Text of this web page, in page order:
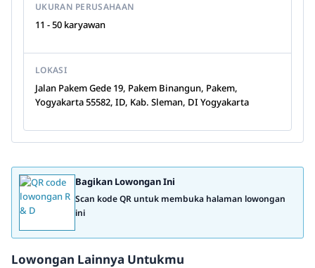
UKURAN PERUSAHAAN
11 - 50 karyawan
LOKASI
Jalan Pakem Gede 19, Pakem Binangun, Pakem,
Yogyakarta 55582, ID, Kab. Sleman, DI Yogyakarta
Bagikan Lowongan Ini
Scan kode QR untuk membuka halaman lowongan
ini
Lowongan Lainnya Untukmu